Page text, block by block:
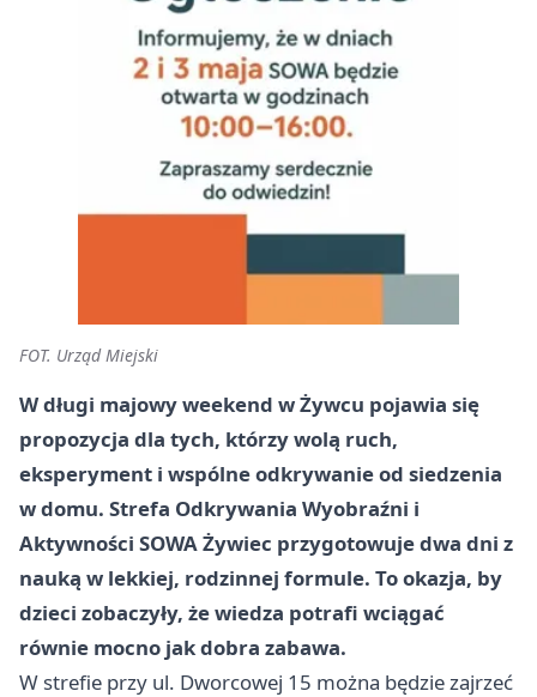
FOT. Urząd Miejski
W długi majowy weekend w Żywcu pojawia się
propozycja dla tych, którzy wolą ruch,
eksperyment i wspólne odkrywanie od siedzenia
w domu. Strefa Odkrywania Wyobraźni i
Aktywności SOWA Żywiec przygotowuje dwa dni z
nauką w lekkiej, rodzinnej formule. To okazja, by
dzieci zobaczyły, że wiedza potrafi wciągać
równie mocno jak dobra zabawa.
W strefie przy ul. Dworcowej 15 można będzie zajrzeć